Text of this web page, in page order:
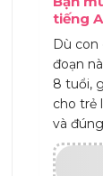
tiếng
Dù con
đoạn
8 tuổi,
cho trẻ
và